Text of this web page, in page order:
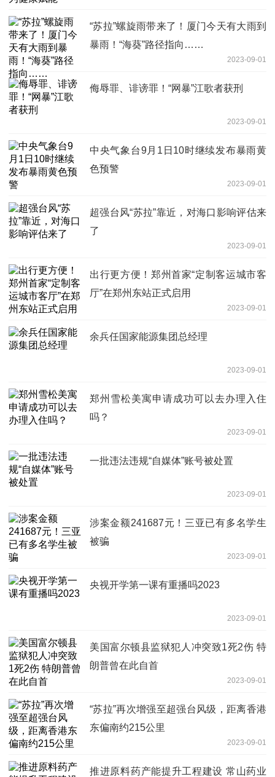
“苏拉”螺旋雨带来了！厦门今天有大雨到
暴雨！“海葵”路径指向……
2023-09-01
侮辱罪、诽谤罪！“网暴”江歌者获刑
2023-09-01
中央气象台9月1日10时继续发布暴雨黄
色预警
2023-09-01
超强台风“苏拉”靠近，对海口影响评估来
了
2023-09-01
出行更方便！郑州首家“定制客运城市客
厅”在郑州东站正式启用
2023-09-01
余兵任国家能源集团总经理
2023-09-01
郑州雪松美寓申请成功可以去办理入住
吗？
2023-09-01
一批违法违规“自媒体”账号被处置
2023-09-01
涉案金额241687元！三亚已有多名学生
被骗
2023-09-01
央视开学第一课有重播吗2023
2023-09-01
美国富尔顿县监狱犯人冲突致1死2伤 特
朗普曾在此自首
2023-09-01
“苏拉”再次增强至超强台风级，距离香港
东偏南约215公里
2023-09-01
推进原料药产能提升工程建设 常山药业